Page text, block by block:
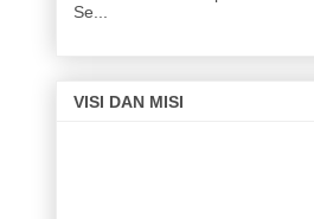
Se...
VISI DAN MISI